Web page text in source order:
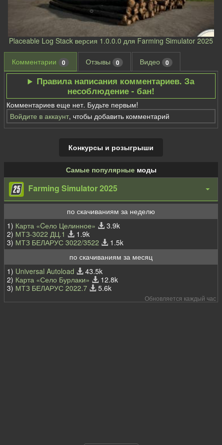
Placeable Log Stack версия 1.0.0.0 для Farming Simulator 2025
Комментарии 0 Отзывы 0 Видео 0
Правила написания комментариев. За
несоблюдение - бан!
Комментариев еще нет. Будьте первым!
Войдите в аккаунт, чтобы добавить комментарий
Конкурсы и розыгрыши
Самые популярныемоды
Farming Simulator 2025
по скачиваниям за неделю
1) Карта «Cело Целинное»
3.9k
2) МТЗ-3022 ДЦ.1
1.9k
3) МТЗ БЕЛАРУС 3022/3522
1.5k
по скачиваниям за месяц
1) Universal Autoload
43.5k
2) Карта «Село Бурлаки»
12.8k
3) МТЗ БЕЛАРУС 2022.7 5.6k
Обновляется каждый час